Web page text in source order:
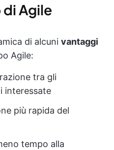
di Agile
di alcuni vantaggi
Agile:
tra gli
interessate
più rapida del
tempo alla